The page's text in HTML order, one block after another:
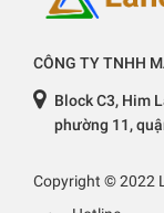
CÔNG TY TNHH
Block C3, Him
phường 11,
Copyright © 2022